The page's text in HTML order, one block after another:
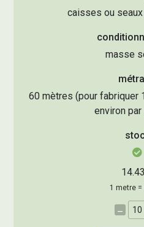
caisses ou
masse
60 mètres (pour fabriquer
environ
1 metre =
–